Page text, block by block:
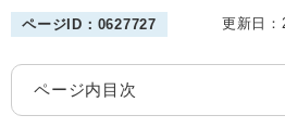
ページID：0627727 更新日
ページ内目次